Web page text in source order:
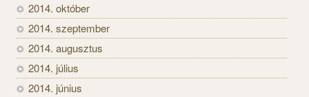
2014. október
2014. szeptember
2014. augusztus
2014. július
2014. június